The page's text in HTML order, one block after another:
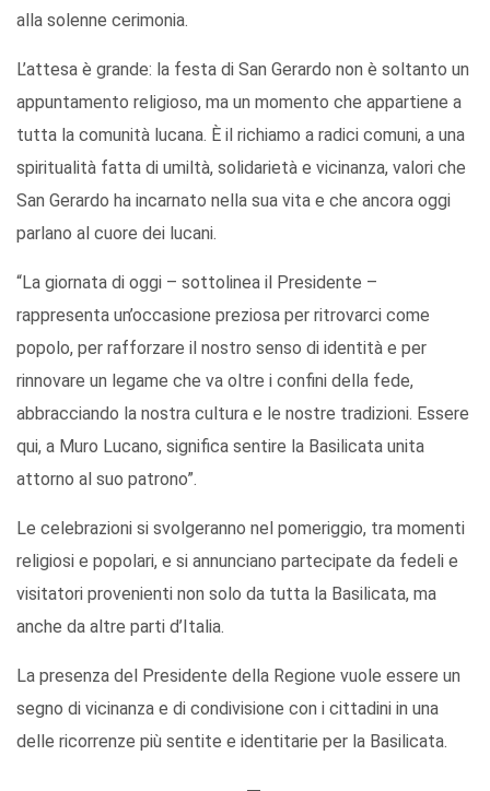
alla solenne cerimonia.
L’attesa è grande: la festa di San Gerardo non è soltanto un
appuntamento religioso, ma un momento che appartiene a
tutta la comunità lucana. È il richiamo a radici comuni, a una
spiritualità fatta di umiltà, solidarietà e vicinanza, valori che
San Gerardo ha incarnato nella sua vita e che ancora oggi
parlano al cuore dei lucani.
“La giornata di oggi – sottolinea il Presidente –
rappresenta un’occasione preziosa per ritrovarci come
popolo, per rafforzare il nostro senso di identità e per
rinnovare un legame che va oltre i confini della fede,
abbracciando la nostra cultura e le nostre tradizioni. Essere
qui, a Muro Lucano, significa sentire la Basilicata unita
attorno al suo patrono”.
Le celebrazioni si svolgeranno nel pomeriggio, tra momenti
religiosi e popolari, e si annunciano partecipate da fedeli e
visitatori provenienti non solo da tutta la Basilicata, ma
anche da altre parti d’Italia.
La presenza del Presidente della Regione vuole essere un
segno di vicinanza e di condivisione con i cittadini in una
delle ricorrenze più sentite e identitarie per la Basilicata.